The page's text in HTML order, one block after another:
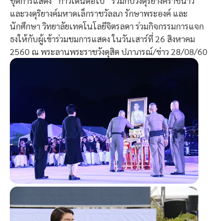
และวงดุริยางค์มหาดเล็กราชวัลลภ รักษาพระองค์ และ
นักศึกษา วิทยาลัยเทคโนโลยีจิตรลดา ร่วมกิจกรรมการแจก
ธงให้กับผู้เข้าร่วมชมการแสดง ในวันเสาร์ที่ 26 สิงหาคม
2560 ณ พระลานพระราชวังดุสิต ปภาภรณ์/ข่าว 28/08/60